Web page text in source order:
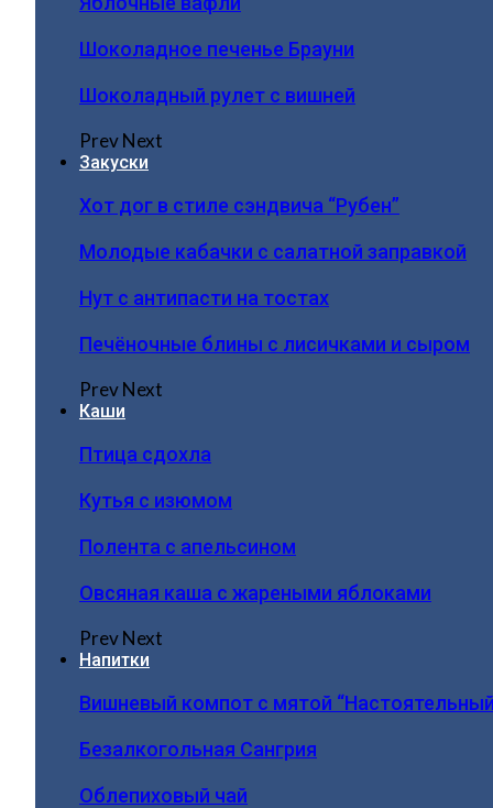
Шоколадное печенье Брауни
Шоколадный рулет с вишней
PrevNext
Закуски
Хот дог в стиле сэндвича “Рубен”
Молодые кабачки с салатной заправкой
Нут с антипасти на тостах
Печёночные блины с лисичками и сыром
PrevNext
Каши
Птица сдохла
Кутья с изюмом
Полента с апельсином
Овсяная каша с жареными яблоками
PrevNext
Напитки
Вишневый компот с мятой
Безалкогольная Сангрия
Облепиховый чай